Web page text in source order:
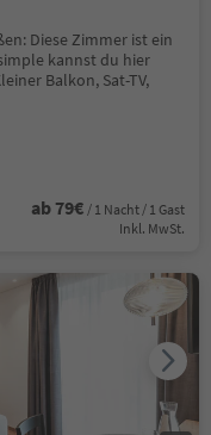
Diese Zimmer ist ein
kannst du hier
Balkon, Sat-TV,
ab 79€ / 1 Nacht / 1 Gast
Inkl. MwSt.